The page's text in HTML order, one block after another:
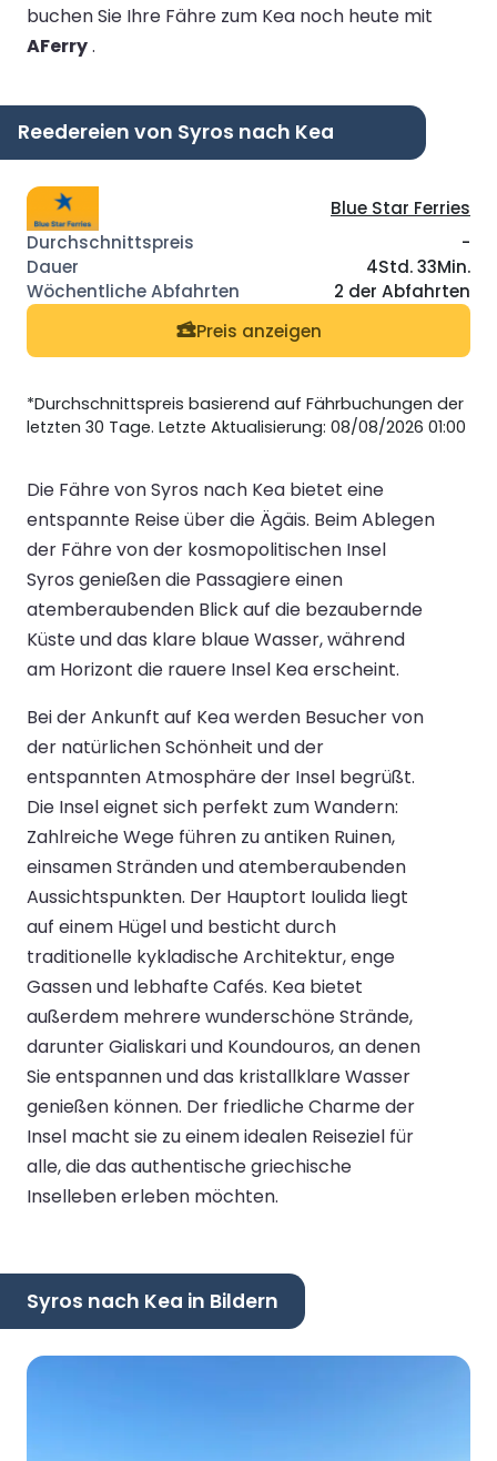
buchen Sie Ihre Fähre zum Kea noch heute mit
AFerry.
Reedereien von Syros nach Kea
Blue Star Ferries
-
4Std. 33Min.
2 der Abfahrten
Preis anzeigen
*Durchschnittspreis basierend auf Fährbuchungen der
letzten 30 Tage. Letzte Aktualisierung: 08/08/2026 01:00
Die Fähre von Syros nach Kea bietet eine
entspannte Reise über die Ägäis. Beim Ablegen
der Fähre von der kosmopolitischen Insel
Syros genießen die Passagiere einen
atemberaubenden Blick auf die bezaubernde
Küste und das klare blaue Wasser, während
am Horizont die rauere Insel Kea erscheint.
Bei der Ankunft auf Kea werden Besucher von
der natürlichen Schönheit und der
entspannten Atmosphäre der Insel begrüßt.
Die Insel eignet sich perfekt zum Wandern:
Zahlreiche Wege führen zu antiken Ruinen,
einsamen Stränden und atemberaubenden
Aussichtspunkten. Der Hauptort Ioulida liegt
auf einem Hügel und besticht durch
traditionelle kykladische Architektur, enge
Gassen und lebhafte Cafés. Kea bietet
außerdem mehrere wunderschöne Strände,
darunter Gialiskari und Koundouros, an denen
Sie entspannen und das kristallklare Wasser
genießen können. Der friedliche Charme der
Insel macht sie zu einem idealen Reiseziel für
alle, die das authentische griechische
Inselleben erleben möchten.
Syros nach Kea in Bildern